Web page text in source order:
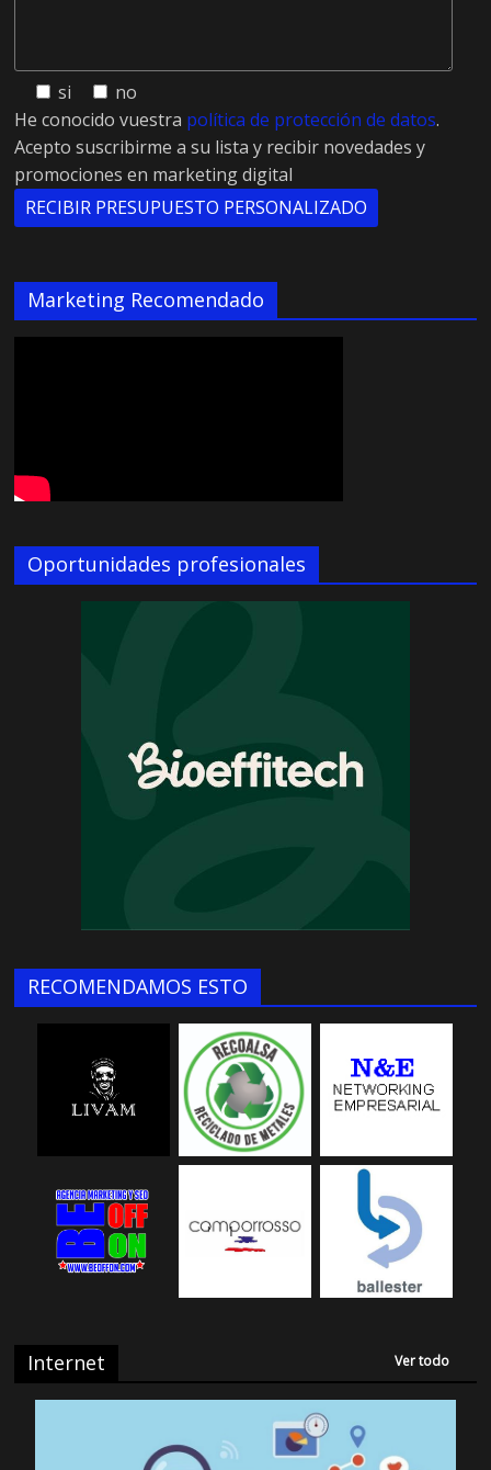
si
no
He conocido vuestra política de protección de datos.
Acepto suscribirme a su lista y recibir novedades y
promociones en marketing digital
Marketing Recomendado
Oportunidades profesionales
RECOMENDAMOS ESTO
Internet Ver todo